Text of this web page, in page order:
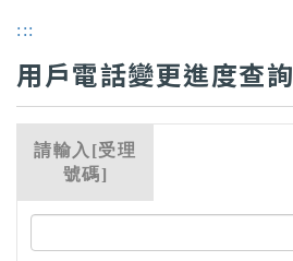
:::
用戶電話變更進度查詢
請輸入[受理
號碼]